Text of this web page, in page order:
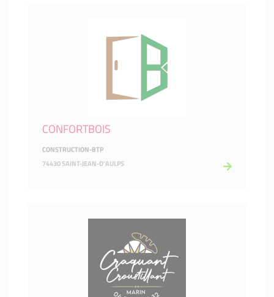
CONFORTBOIS
CONSTRUCTION-BTP
74430 SAINT-JEAN-D'AULPS